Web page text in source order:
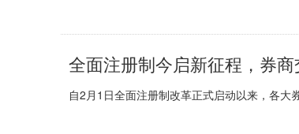
全面注册制今启新征程，券
自2月1日全面注册制改革正式启动以来，各